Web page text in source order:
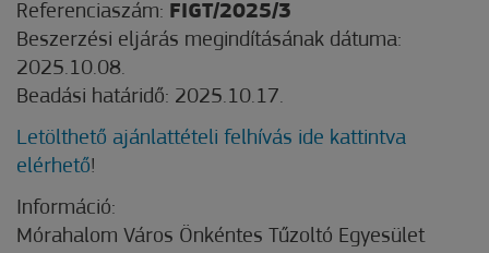
Referenciaszám: FIGT/2025/3
Beszerzési eljárás megindításának dátuma:
2025.10.08.
Beadási határidő: 2025.10.17.
Letölthető ajánlattételi felhívás ide kattintva
elérhető!
Információ:
Mórahalom Város Önkéntes Tűzoltó Egyesület